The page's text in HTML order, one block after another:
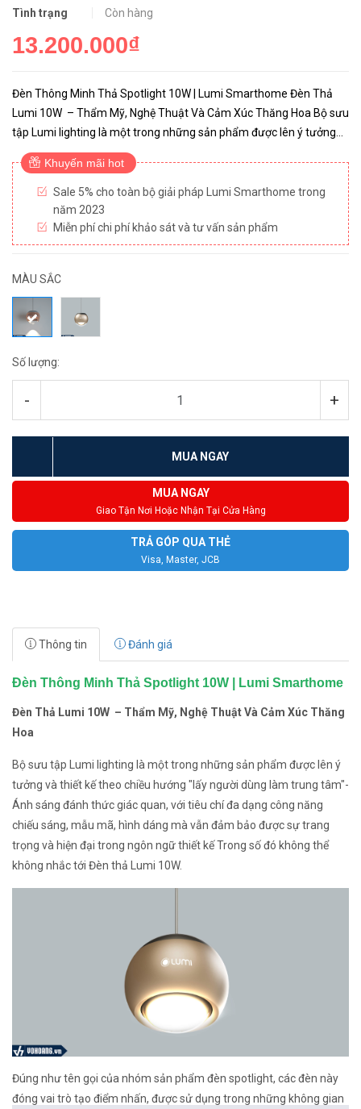
Tình trạng
Còn hàng
13.200.000₫
Đèn Thông Minh Thả Spotlight 10W | Lumi Smarthome Đèn Thả
Lumi 10W – Thẩm Mỹ, Nghệ Thuật Và Cảm Xúc Thăng Hoa Bộ sưu
tập Lumi lighting là một trong những sản phẩm được lên ý tưởng
và thiết kế theo chiều hướng "lấy người dùng làm trung tâm"- ...
Khuyến mãi hot
Sale 5% cho toàn bộ giải pháp Lumi Smarthome trong
năm 2023
Miễn phí chi phí khảo sát và tư vấn sản phẩm
MÀU SẮC
Số lượng:
- +
MUA NGAY
MUA NGAY
Giao Tận Nơi Hoặc Nhận Tại Cửa Hàng
TRẢ GÓP QUA THẺ
Visa, Master, JCB
Thông tin Đánh giá
Đèn Thông Minh Thả Spotlight 10W | Lumi Smarthome
Đèn Thả Lumi 10W – Thẩm Mỹ, Nghệ Thuật Và Cảm Xúc Thăng
Hoa
Bộ sưu tập Lumi lighting là một trong những sản phẩm được lên ý
tưởng và thiết kế theo chiều hướng "lấy người dùng làm trung tâm"-
Ánh sáng đánh thức giác quan, với tiêu chí đa dạng công năng
chiếu sáng, mẫu mã, hình dáng mà vẫn đảm bảo được sự trang
trọng và hiện đại trong ngôn ngữ thiết kế Trong số đó không thể
không nhắc tới Đèn thả Lumi 10W.
Đúng như tên gọi của nhóm sản phẩm đèn spotlight, các đèn này
đóng vai trò tạo điểm nhấn, được sử dụng trong những không gian